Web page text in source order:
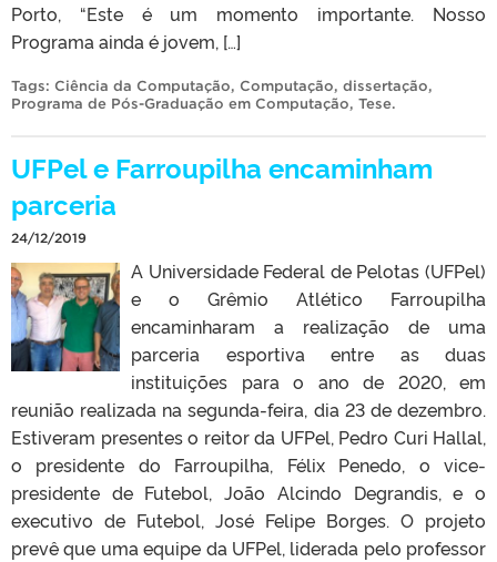
Porto, “Este é um momento importante. Nosso
Programa ainda é jovem, […]
Tags: Ciência da Computação, Computação, dissertação,
Programa de Pós-Graduação em Computação, Tese.
UFPel e Farroupilha encaminham
parceria
24/12/2019
A Universidade Federal de Pelotas (UFPel)
e o Grêmio Atlético Farroupilha
encaminharam a realização de uma
parceria esportiva entre as duas
instituições para o ano de 2020, em
reunião realizada na segunda-feira, dia 23 de dezembro.
Estiveram presentes o reitor da UFPel, Pedro Curi Hallal,
o presidente do Farroupilha, Félix Penedo, o vice-
presidente de Futebol, João Alcindo Degrandis, e o
executivo de Futebol, José Felipe Borges. O projeto
prevê que uma equipe da UFPel, liderada pelo professor